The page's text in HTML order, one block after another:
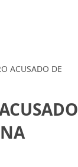
ACUSADO DE